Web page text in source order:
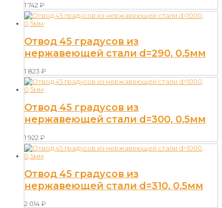
1 742 ₽
Отвод 45 градусов из
нержавеющей стали d=290, 0,5мм
1 823 ₽
Отвод 45 градусов из
нержавеющей стали d=300, 0,5мм
1 922 ₽
Отвод 45 градусов из
нержавеющей стали d=310, 0,5мм
2 014₽